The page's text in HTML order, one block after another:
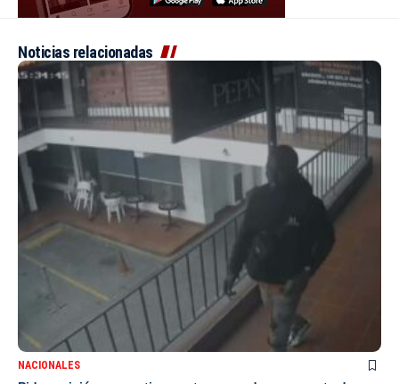
Noticias relacionadas
NACIONALES